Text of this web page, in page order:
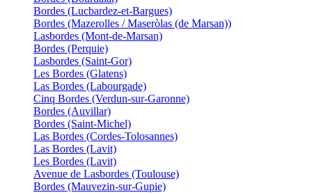
Bordes (Lucbardez-et-Bargues)
Bordes (Mazerolles / Maseròlas (de Marsan))
Lasbordes (Mont-de-Marsan)
Bordes (Perquie)
Lasbordes (Saint-Gor)
Les Bordes (Glatens)
Las Bordes (Labourgade)
Cinq Bordes (Verdun-sur-Garonne)
Bordes (Auvillar)
Bordes (Saint-Michel)
Las Bordes (Cordes-Tolosannes)
Las Bordes (Lavit)
Les Bordes (Lavit)
Avenue de Lasbordes (Toulouse)
Bordes (Mauvezin-sur-Gupie)